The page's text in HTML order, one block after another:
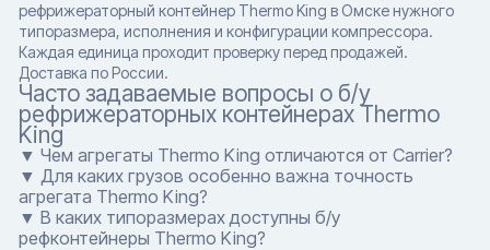
рефрижераторный контейнер Thermo King в Омске нужного
типоразмера, исполнения и конфигурации компрессора.
Каждая единица проходит проверку перед продажей.
Доставка по России.
Часто задаваемые вопросы о б/у
рефрижераторных контейнерах Thermo
King
▼ Чем агрегаты Thermo King отличаются от Carrier?
▼ Для каких грузов особенно важна точность
агрегата Thermo King?
▼ В каких типоразмерах доступны б/у
рефконтейнеры Thermo King?